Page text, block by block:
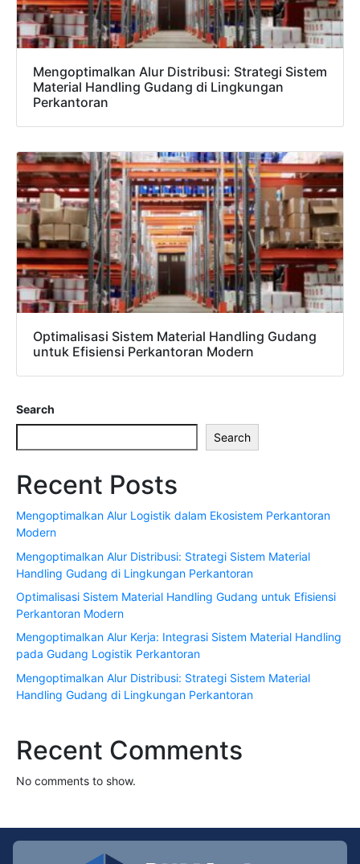
Mengoptimalkan Alur Distribusi: Strategi Sistem
Material Handling Gudang di Lingkungan
Perkantoran
Optimalisasi Sistem Material Handling Gudang
untuk Efisiensi Perkantoran Modern
Search
Search
Recent Posts
Mengoptimalkan Alur Logistik dalam Ekosistem Perkantoran
Modern
Mengoptimalkan Alur Distribusi: Strategi Sistem Material
Handling Gudang di Lingkungan Perkantoran
Optimalisasi Sistem Material Handling Gudang untuk Efisiensi
Perkantoran Modern
Mengoptimalkan Alur Kerja: Integrasi Sistem Material Handling
pada Gudang Logistik Perkantoran
Mengoptimalkan Alur Distribusi: Strategi Sistem Material
Handling Gudang di Lingkungan Perkantoran
Recent Comments
No comments to show.